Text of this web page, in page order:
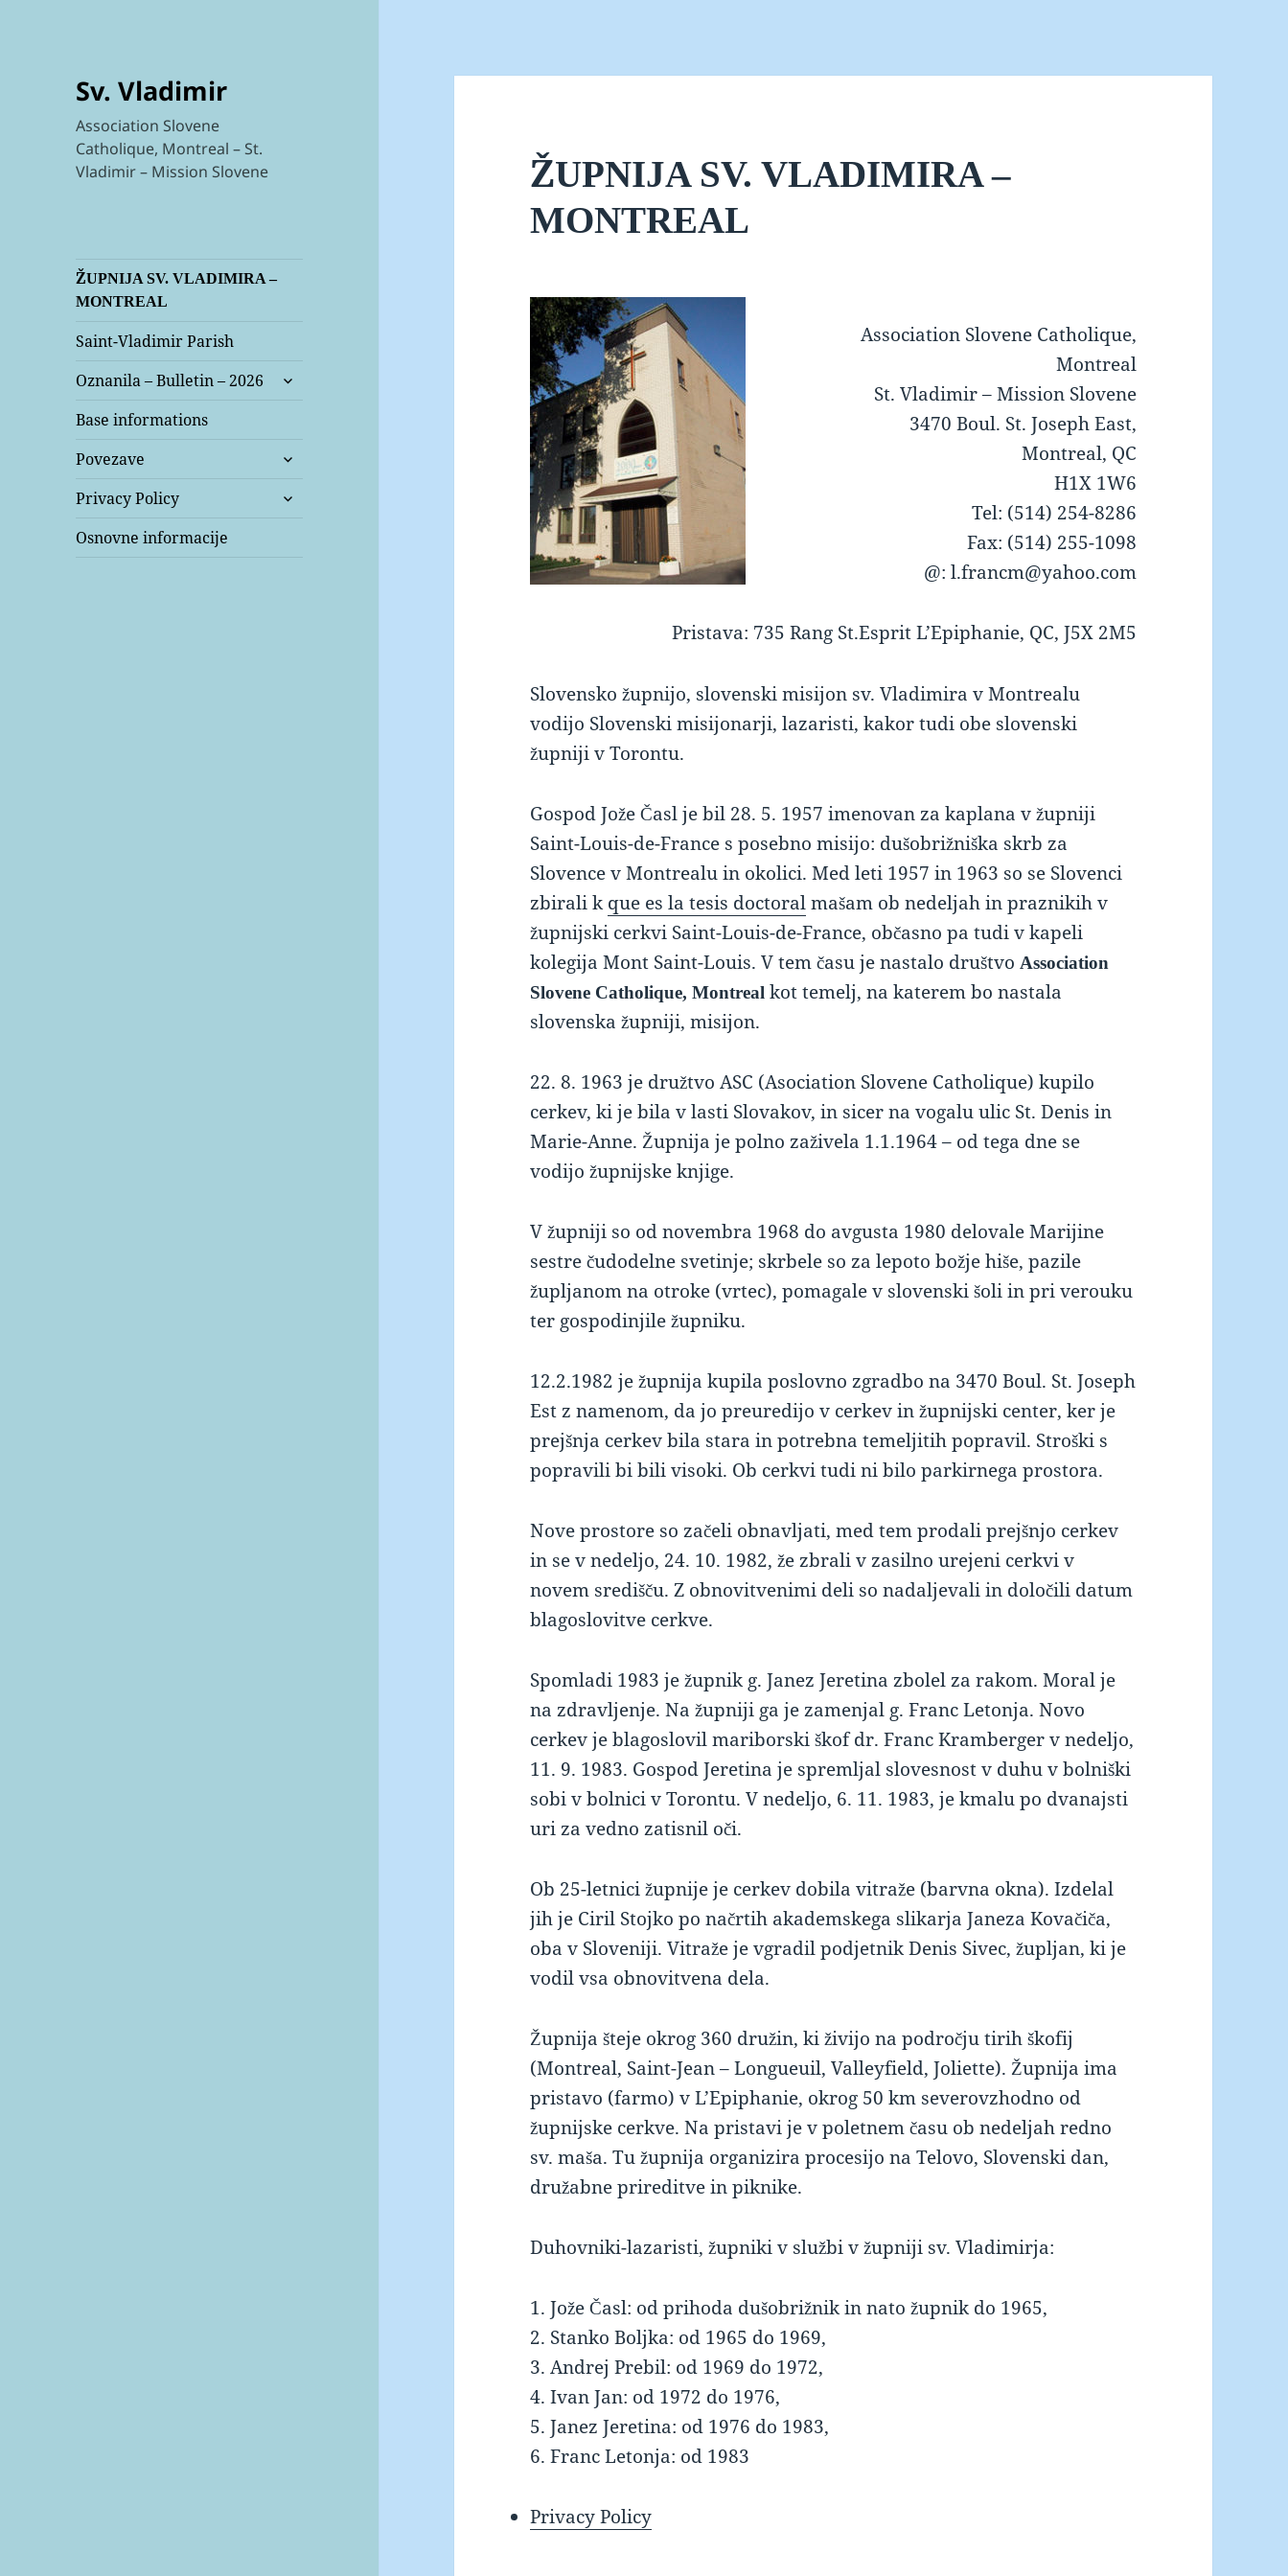
Sv. Vladimir
Association Slovene
Catholique, Montreal – St.
Vladimir – Mission Slovene
ŽUPNIJA SV. VLADIMIRA –
MONTREAL
Saint-Vladimir Parish
Oznanila – Bulletin – 2026
expand
Base informations
Povezave
expand
menu
Privacy Policy
expand
Osnovne informacije
ŽUPNIJA SV. VLADIMIRA –
MONTREAL
Association Slovene Catholique,
Montreal
St. Vladimir – Mission Slovene
3470 Boul. St. Joseph East,
Montreal, QC
H1X 1W6
Tel: (514) 254-8286
Fax: (514) 255-1098
@: l.francm@yahoo.com
Pristava: 735 Rang St.Esprit L’Epiphanie, QC, J5X 2M5
keto supplement pills
Slovensko župnijo, slovenski misijon sv. Vladimira v Montrealu
vodijo Slovenski misijonarji, lazaristi, kakor tudi obe slovenski
župniji v Torontu.
Gospod Jože Časl je bil 28. 5. 1957 imenovan za kaplana v župniji
Saint-Louis-de-France s posebno misijo: dušobrižniška skrb za
Slovence v Montrealu in okolici. Med leti 1957 in 1963 so se Slovenci
zbirali kque es la tesis doctoralmašam ob nedeljah in praznikih v
župnijski cerkvi Saint-Louis-de-France, občasno pa tudi v kapeli
kolegija Mont Saint-Louis. V tem času je nastalo društvoAssociation
Slovene Catholique, Montreal kot temelj, na katerem bo nastala
slovenska župniji, misijon.
22. 8. 1963 je družtvo ASC (Asociation Slovene Catholique) kupilo
cerkev, ki je bila v lasti Slovakov, in sicer na vogalu ulic St. Denis in
Marie-Anne. Župnija je polno zaživela 1.1.1964 – od tega dne se
vodijo župnijske knjige.
V župniji so od novembra 1968 do avgusta 1980 delovale Marijine
sestre čudodelne svetinje; skrbele so za lepoto božje hiše, pazile
župljanom na otroke (vrtec), pomagale v slovenski šoli in pri verouku
ter gospodinjile župniku.
12.2.1982 je župnija kupila poslovno zgradbo na 3470 Boul. St. Joseph
Est z namenom, da jo preuredijo v cerkev in župnijski center, ker je
prejšnja cerkev bila stara in potrebna temeljitih popravil. Stroški s
popravili bi bili visoki. Ob cerkvi tudi ni bilo parkirnega prostora.
Nove prostore so začeli obnavljati, med tem prodali prejšnjo cerkev
in se v nedeljo, 24. 10. 1982, že zbrali v zasilno urejeni cerkvi v
novem središču. Z obnovitvenimi deli so nadaljevali in določili datum
blagoslovitve cerkve.
Spomladi 1983 je župnik g. Janez Jeretina zbolel za rakom. Moral je
na zdravljenje. Na župniji ga je zamenjal g. Franc Letonja. Novo
cerkev je blagoslovil mariborski škof dr. Franc Kramberger v nedeljo,
11. 9. 1983. Gospod Jeretina je spremljal slovesnost v duhu v bolniški
sobi v bolnici v Torontu. V nedeljo, 6. 11. 1983, je kmalu po dvanajsti
uri za vedno zatisnil oči.
Ob 25-letnici župnije je cerkev dobila vitraže (barvna okna). Izdelal
jih je Ciril Stojko po načrtih akademskega slikarja Janeza Kovačiča,
oba v Sloveniji. Vitraže je vgradil podjetnik Denis Sivec, župljan, ki je
vodil vsa obnovitvena dela.
Župnija šteje okrog 360 družin, ki živijo na področju tirih škofij
(Montreal, Saint-Jean – Longueuil, Valleyfield, Joliette). Župnija ima
pristavo (farmo) v L’Epiphanie, okrog 50 km severovzhodno od
župnijske cerkve. Na pristavi je v poletnem času ob nedeljah redno
sv. maša. Tu župnija organizira procesijo na Telovo, Slovenski dan,
družabne prireditve in piknike.
Duhovniki-lazaristi, župniki v službi v župniji sv. Vladimirja:
1. Jože Časl: od prihoda dušobrižnik in nato župnik do 1965,
2. Stanko Boljka: od 1965 do 1969,
3. Andrej Prebil: od 1969 do 1972,
4. Ivan Jan: od 1972 do 1976,
5. Janez Jeretina: od 1976 do 1983,
6. Franc Letonja: od 1983
Privacy Policy